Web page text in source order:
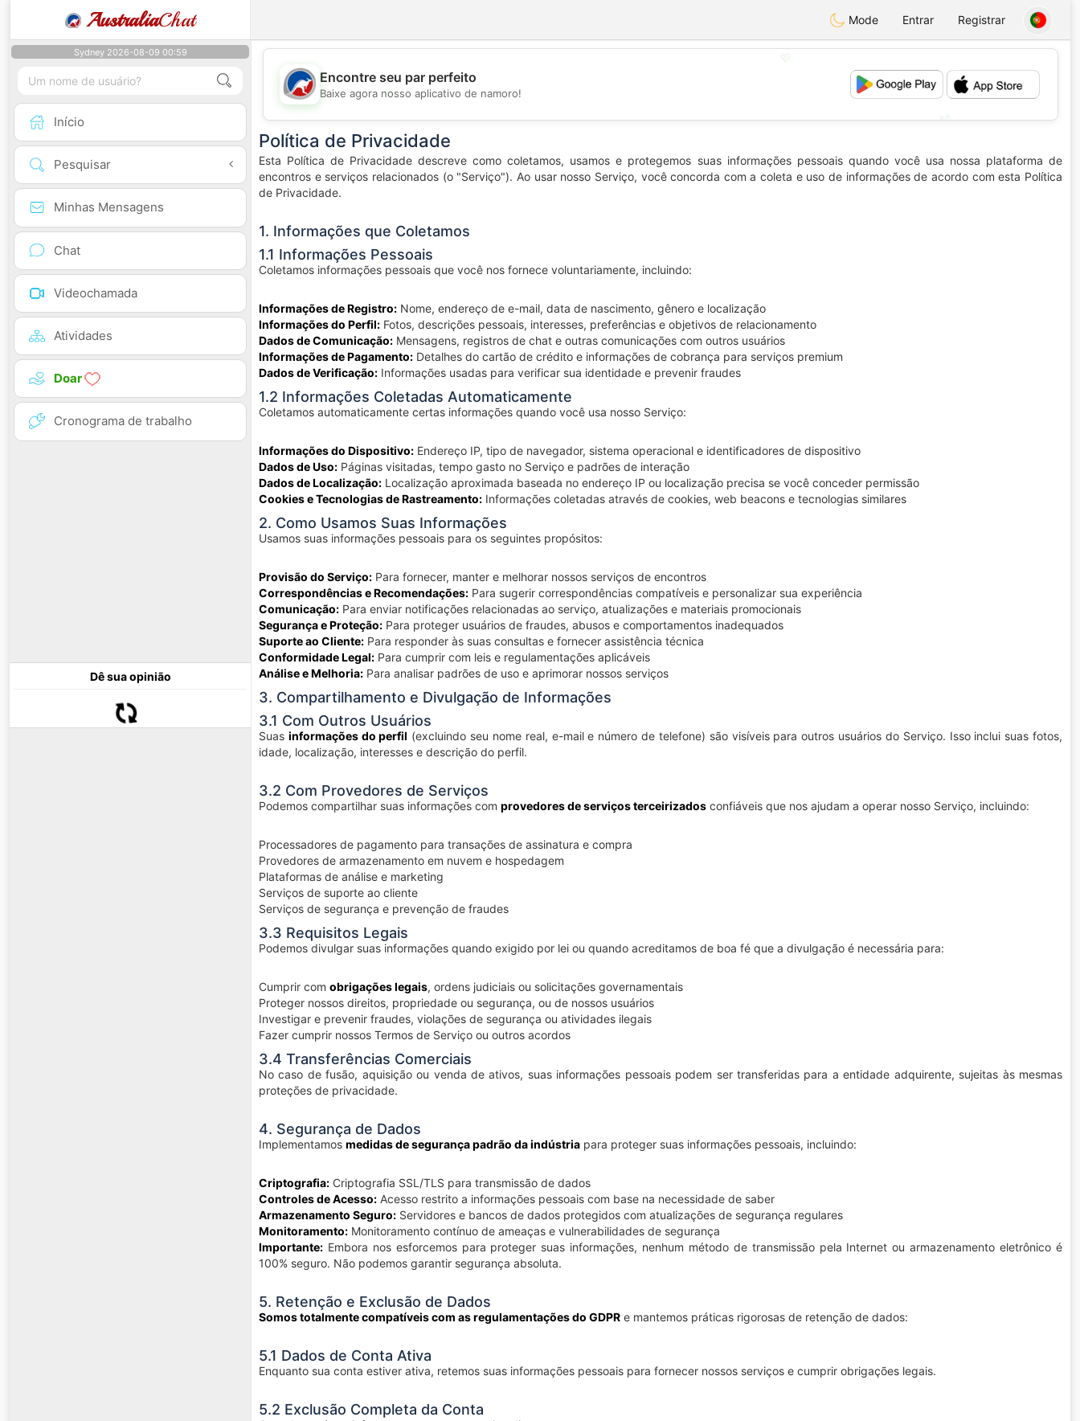
AustraliaChat Mode Entrar Registrar
Sydney 2026-08-09 00:59
Início
Pesquisar
Minhas Mensagens
Chat
Videochamada
Atividades
Doar
Cronograma de trabalho
Dê sua opinião
💖
💕
Encontre seu par perfeito
Baixe agora nosso aplicativo de namoro!
Política de Privacidade
Esta Política de Privacidade descreve como coletamos, usamos e protegemos suas informações pessoais quando você usa nossa plataforma de
encontros e serviços relacionados (o "Serviço"). Ao usar nosso Serviço, você concorda com a coleta e uso de informações de acordo com esta Política
de Privacidade.
1. Informações que Coletamos
1.1 Informações Pessoais
Coletamos informações pessoais que você nos fornece voluntariamente, incluindo:
Informações de Registro: Nome, endereço de e-mail, data de nascimento, gênero e localização
Informações do Perfil: Fotos, descrições pessoais, interesses, preferências e objetivos de relacionamento
Dados de Comunicação: Mensagens, registros de chat e outras comunicações com outros usuários
Informações de Pagamento: Detalhes do cartão de crédito e informações de cobrança para serviços premium
Dados de Verificação: Informações usadas para verificar sua identidade e prevenir fraudes
1.2 Informações Coletadas Automaticamente
Coletamos automaticamente certas informações quando você usa nosso Serviço:
Informações do Dispositivo: Endereço IP, tipo de navegador, sistema operacional e identificadores de dispositivo
Dados de Uso: Páginas visitadas, tempo gasto no Serviço e padrões de interação
Dados de Localização: Localização aproximada baseada no endereço IP ou localização precisa se você conceder permissão
Cookies e Tecnologias de Rastreamento: Informações coletadas através de cookies, web beacons e tecnologias similares
2. Como Usamos Suas Informações
Usamos suas informações pessoais para os seguintes propósitos:
Provisão do Serviço: Para fornecer, manter e melhorar nossos serviços de encontros
Correspondências e Recomendações: Para sugerir correspondências compatíveis e personalizar sua experiência
Comunicação: Para enviar notificações relacionadas ao serviço, atualizações e materiais promocionais
Segurança e Proteção: Para proteger usuários de fraudes, abusos e comportamentos inadequados
Suporte ao Cliente: Para responder às suas consultas e fornecer assistência técnica
Conformidade Legal: Para cumprir com leis e regulamentações aplicáveis
Análise e Melhoria: Para analisar padrões de uso e aprimorar nossos serviços
3. Compartilhamento e Divulgação de Informações
3.1 Com Outros Usuários
Suas informações do perfil (excluindo seu nome real, e-mail e número de telefone) são visíveis para outros usuários do Serviço. Isso inclui suas fotos,
idade, localização, interesses e descrição do perfil.
3.2 Com Provedores de Serviços
Podemos compartilhar suas informações com provedores de serviços terceirizados confiáveis que nos ajudam a operar nosso Serviço, incluindo:
Processadores de pagamento para transações de assinatura e compra
Provedores de armazenamento em nuvem e hospedagem
Plataformas de análise e marketing
Serviços de suporte ao cliente
Serviços de segurança e prevenção de fraudes
3.3 Requisitos Legais
Podemos divulgar suas informações quando exigido por lei ou quando acreditamos de boa fé que a divulgação é necessária para:
Cumprir com obrigações legais, ordens judiciais ou solicitações governamentais
Proteger nossos direitos, propriedade ou segurança, ou de nossos usuários
Investigar e prevenir fraudes, violações de segurança ou atividades ilegais
Fazer cumprir nossos Termos de Serviço ou outros acordos
3.4 Transferências Comerciais
No caso de fusão, aquisição ou venda de ativos, suas informações pessoais podem ser transferidas para a entidade adquirente, sujeitas às mesmas
proteções de privacidade.
4. Segurança de Dados
Implementamos medidas de segurança padrão da indústria para proteger suas informações pessoais, incluindo:
Criptografia: Criptografia SSL/TLS para transmissão de dados
Controles de Acesso: Acesso restrito a informações pessoais com base na necessidade de saber
Armazenamento Seguro: Servidores e bancos de dados protegidos com atualizações de segurança regulares
Monitoramento: Monitoramento contínuo de ameaças e vulnerabilidades de segurança
Importante: Embora nos esforcemos para proteger suas informações, nenhum método de transmissão pela Internet ou armazenamento eletrônico é
100% seguro. Não podemos garantir segurança absoluta.
5. Retenção e Exclusão de Dados
Somos totalmente compatíveis com as regulamentações do GDPR e mantemos práticas rigorosas de retenção de dados:
5.1 Dados de Conta Ativa
Enquanto sua conta estiver ativa, retemos suas informações pessoais para fornecer nossos serviços e cumprir obrigações legais.
5.2 Exclusão Completa da Conta